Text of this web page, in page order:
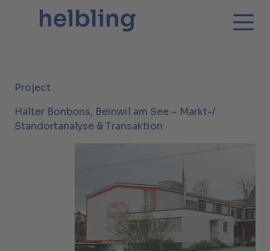
Project
Halter Bonbons, Beinwil am See – Markt-/
Standort­analyse & Transaktion